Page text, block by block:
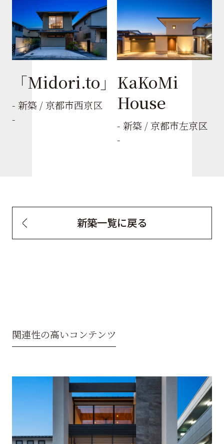
「Midori.to」
- 新築 / 京都市西京区
-
KaKoMi
House
- 新築 / 京都市左京区
-
新築一覧に戻る
関連性の高いコンテンツ